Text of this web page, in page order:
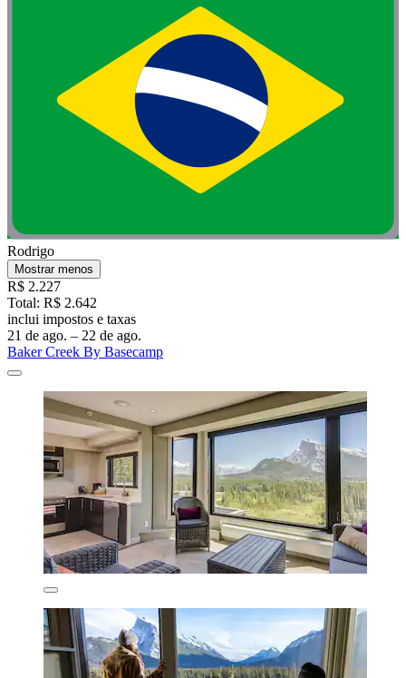
Rodrigo
Mostrar menos
R$ 2.227
Total: R$ 2.642
inclui impostos e taxas
21 de ago. – 22 de ago.
Baker Creek By Basecamp